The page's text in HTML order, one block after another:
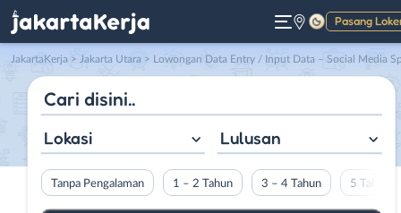
Pasang
Gelap
JakartaKerja > Jakarta Utara > Lowongan Data Entry / Input Data – Social Media Specialist – Staff Butcher di Jakarta Fruit Market
Lokasi Lulusan
Tanpa Pengalaman 1 – 2 Tahun 3 – 4 Tahun 5 Tahun